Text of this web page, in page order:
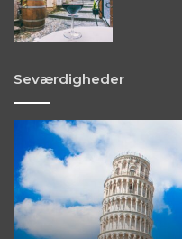
Seværdigheder
skæve
tårn
i
Pisa